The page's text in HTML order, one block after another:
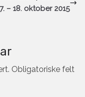
– 18. oktober 2015
Obligatoriske felt